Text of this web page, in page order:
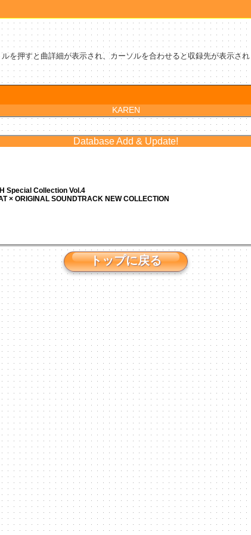
を押すと曲詳細が表示され、カーソルを合わせると収録先が表示さ
KAREN
Database Add & Update!
Special Collection Vol.4
× ORIGINAL SOUNDTRACK NEW COLLECTION
トップに戻る